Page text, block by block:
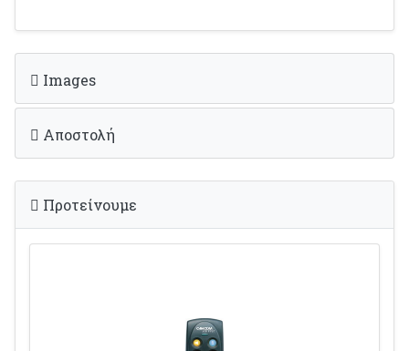
Images
Αποστολή
Προτείνουμε